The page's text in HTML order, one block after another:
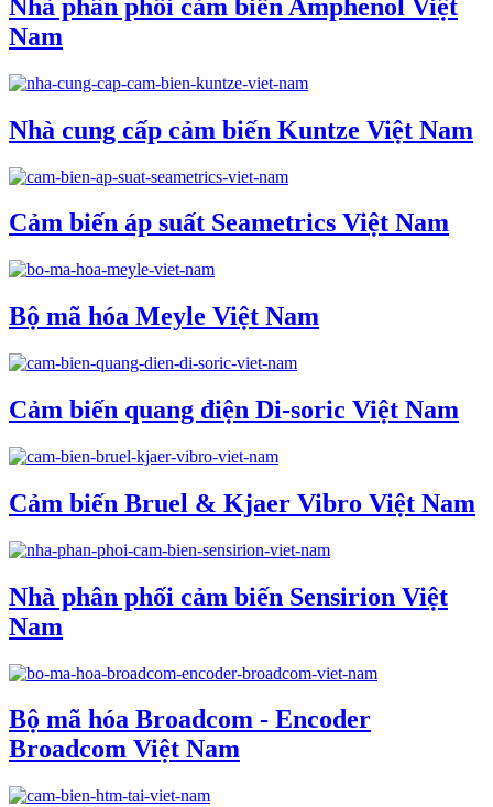
Nhà phân phối cảm biến Amphenol Việt
Nam
Nhà cung cấp cảm biến Kuntze Việt Nam
Cảm biến áp suất Seametrics Việt Nam
Bộ mã hóa Meyle Việt Nam
Cảm biến quang điện Di-soric Việt Nam
Cảm biến Bruel & Kjaer Vibro Việt Nam
Nhà phân phối cảm biến Sensirion Việt
Nam
Bộ mã hóa Broadcom - Encoder
Broadcom Việt Nam